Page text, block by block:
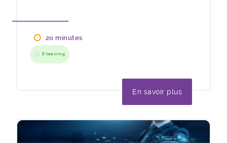
20 minutes
E-learning
En savoir plus